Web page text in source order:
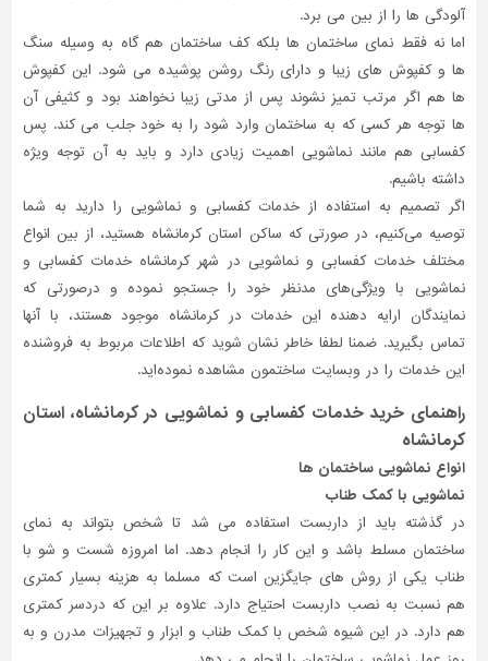
سازه
سایر
آلودگی ها را از بین می برد.
اما نه فقط نمای ساختمان ها بلکه کف ساختمان هم گاه به وسیله سنگ
ها و کفپوش های زیبا و دارای رنگ روشن پوشیده می شود. این کفپوش
ها هم اگر مرتب تمیز نشوند پس از مدتی زیبا نخواهند بود و کثیفی آن
ها توجه هر کسی که به ساختمان وارد شود را به خود جلب می کند. پس
کفسابی هم مانند نماشویی اهمیت زیادی دارد و باید به آن توجه ویژه
داشته باشیم.
اگر تصمیم به استفاده از خدمات کفسابی و نماشویی را دارید به شما
توصیه می‌کنیم، در صورتی که ساکن استان کرمانشاه هستید، از بین انواع
مختلف خدمات کفسابی و نماشویی در شهر کرمانشاه خدمات کفسابی و
نماشویی با ویژگی‌های مدنظر خود را جستجو نموده و درصورتی‌ که
نمایندگان ارایه دهنده این خدمات در کرمانشاه موجود هستند، با آنها
تماس بگیرید. ضمنا لطفا خاطر نشان شوید که اطلاعات مربوط به فروشنده
این خدمات را در وبسایت ساختمون مشاهده نموده‌اید.
راهنمای خرید خدمات کفسابی و نماشویی در کرمانشاه، استان
کرمانشاه
انواع نماشویی ساختمان ها
نماشویی با کمک طناب
در گذشته باید از داربست استفاده می شد تا شخص بتواند به نمای
ساختمان مسلط باشد و این کار را انجام دهد. اما امروزه شست و شو با
طناب یکی از روش های جایگزین است که مسلما به هزینه بسیار کمتری
هم نسبت به نصب داربست احتیاج دارد. علاوه بر این که دردسر کمتری
هم دارد. در این شیوه شخص با کمک طناب و ابزار و تجهیزات مدرن و به